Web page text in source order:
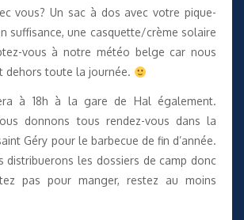
vous? Un sac à dos avec votre pique-
suffisance, une casquette/crème solaire
vous à notre météo belge car nous
dehors toute la journée.
à 18h à la gare de Hal également.
donnons tous rendez-vous dans la
Géry pour le barbecue de fin d’année.
distribuerons les dossiers de camp donc
pas pour manger, restez au moins